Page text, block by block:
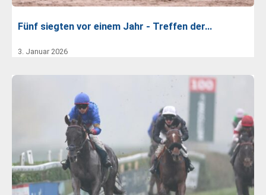
Fünf siegten vor einem Jahr - Treffen der…
3. Januar 2026